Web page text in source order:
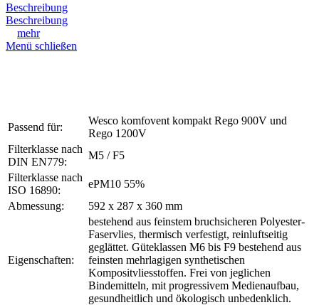
Beschreibung
Beschreibung
mehr
Menü schließen
Passend für:
Wesco komfovent kompakt Rego 900V und
Rego 1200V
Filterklasse nach
DIN EN779:
M5 / F5
Filterklasse nach
ISO 16890:
ePM10 55%
Abmessung:
592 x 287 x 360 mm
Eigenschaften:
bestehend aus feinstem bruchsicheren Polyester-
Faservlies, thermisch verfestigt, reinluftseitig
geglättet. Güteklassen M6 bis F9 bestehend aus
feinsten mehrlagigen synthetischen
Kompositvliesstoffen. Frei von jeglichen
Bindemitteln, mit progressivem Medienaufbau,
gesundheitlich und ökologisch unbedenklich.